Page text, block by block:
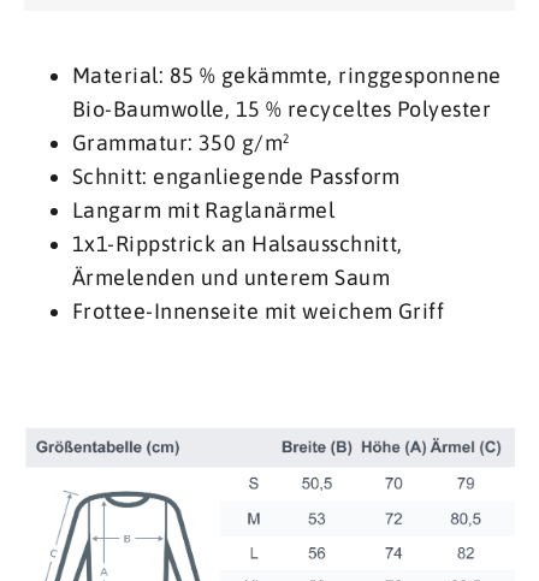
Material: 85 % gekämmte, ringgesponnene
Bio-Baumwolle, 15 % recyceltes Polyester
Grammatur: 350 g/m²
Schnitt: enganliegende Passform
Langarm mit Raglanärmel
1x1-Rippstrick an Halsausschnitt,
Ärmelenden und unterem Saum
Frottee-Innenseite mit weichem Griff